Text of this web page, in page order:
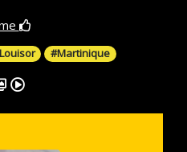
#Martinique